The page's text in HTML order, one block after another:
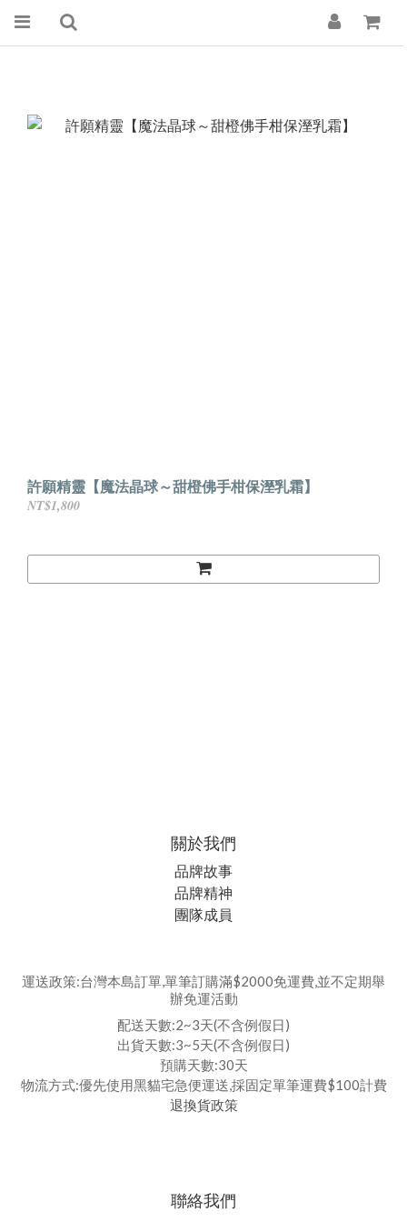
許願精靈【魔法晶球～甜橙佛手柑保溼乳霜】
NT$1,800
關於我們
品牌故事
品牌精神
團隊成員
運送政策:台灣本島訂單,單筆訂購滿$2000免運費,並不定期舉
辦免運活動
配送天數:2~3天(不含例假日)
出貨天數:3~5天(不含例假日)
預購天數:30天
物流方式:優先使用黑貓宅急便運送,採固定單筆運費$100計費
退換貨政策
聯絡我們